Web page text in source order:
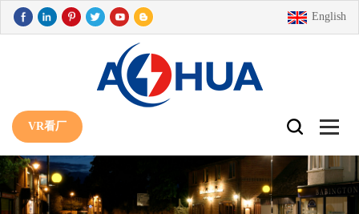
English
VR看厂